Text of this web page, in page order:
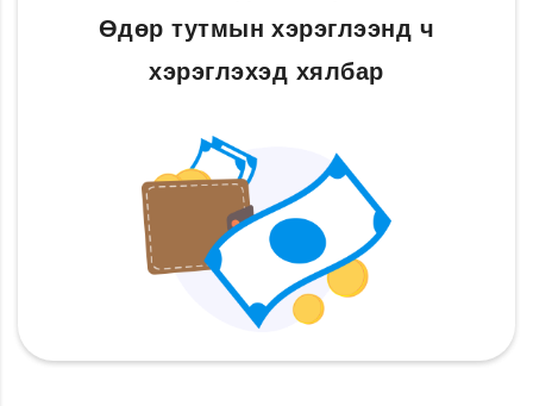
Өдөр тутмын хэрэглээнд ч
хэрэглэхэд хялбар